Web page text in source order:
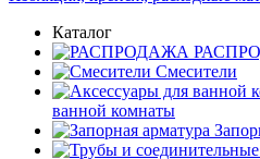
Каталог
Смесители
ванной комнаты